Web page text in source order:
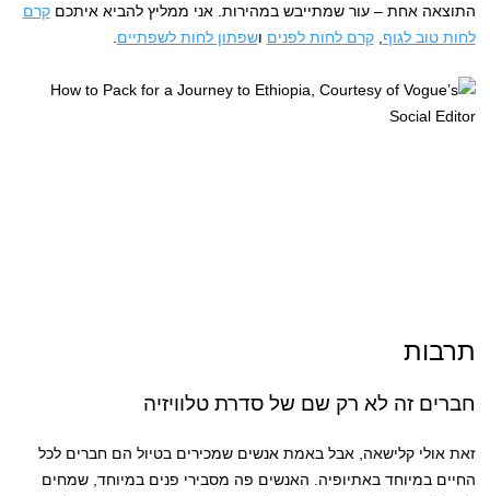
התוצאה אחת – עור שמתייבש במהירות. אני ממליץ להביא איתכםקרם
לחות טוב לגוף ,קרם לחות לפנים ושפתון לחות לשפתיים
תרבות
חברים זה לא רק שם של סדרת טלוויזיה
זאת אולי קלישאה, אבל באמת אנשים שמכירים בטיול הם חברים לכל
החיים במיוחד באתיופיה. האנשים פה מסבירי פנים במיוחד, שמחים